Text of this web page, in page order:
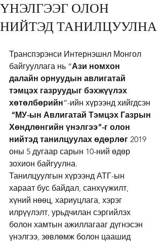
ҮНЭЛГЭЭГ ОЛОН
НИЙТЭД ТАНИЛЦУУЛНА
Транспэрэнси Интернэшнл Монгол
байгууллага нь “Ази номхон
далайн орнуудын авлигатай
тэмцэх газруудыг бэхжүүлэх
хөтөлбөрийн”-ийн хүрээнд хийгдсэн
“МУ-ын Авлигатай Тэмцэх Газрын
Хөндлөнгийн үнэлгээ”-г олон
нийтэд танилцуулах өдөрлөг 2019
оны 5 дугаар сарын 10-ний өдөр
зохион байгуулна.
Танилцуулгын хүрээнд АТГ-ын
хараат бус байдал, санхүүжилт,
хүний нөөц, хариуцлага, хэрэг
илрүүлэлт, урьдчилан сэргийлэх
болон хамтын ажиллагааг дүгнэсэн
үнэлгээ, зөвлөмж болон цаашид